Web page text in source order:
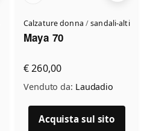
Calzature donna /sandali-alti
Maya 70
€ 260,00
Venduto da: Laudadio
Acquista sul sito